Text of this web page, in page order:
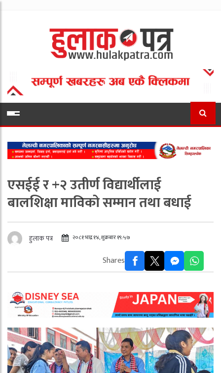
एसईई र +२ उतीर्ण विद्यार्थीलाई
बालशिक्षा माविको सम्मान तथा बधाई
हुलाक पत्र २०८१ भाद्र १४, शुक्रबार १९:५७
Shares